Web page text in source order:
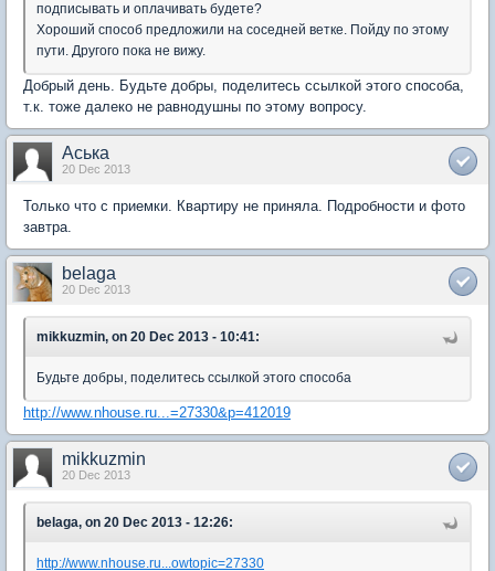
подписывать и оплачивать будете?
Хороший способ предложили на соседней ветке. Пойду по этому
пути. Другого пока не вижу.
Добрый день. Будьте добры, поделитесь ссылкой этого способа,
т.к. тоже далеко не равнодушны по этому вопросу.
Аська
20 Dec 2013
Только что с приемки. Квартиру не приняла. Подробности и фото
завтра.
belaga
20 Dec 2013
mikkuzmin, on 20 Dec 2013 - 10:41:
Будьте добры, поделитесь ссылкой этого способа
http://www.nhouse.ru...=27330&p=412019
mikkuzmin
20 Dec 2013
belaga, on 20 Dec 2013 - 12:26:
http://www.nhouse.ru...owtopic=27330